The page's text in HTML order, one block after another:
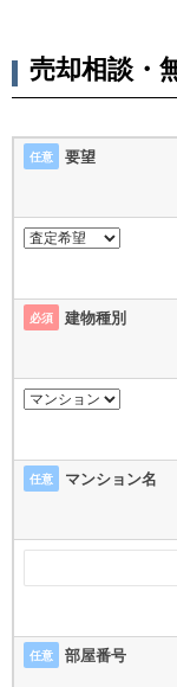
売却相談・
任意 要望
必須 建物種別
任意 マンション名
任意 部屋番号